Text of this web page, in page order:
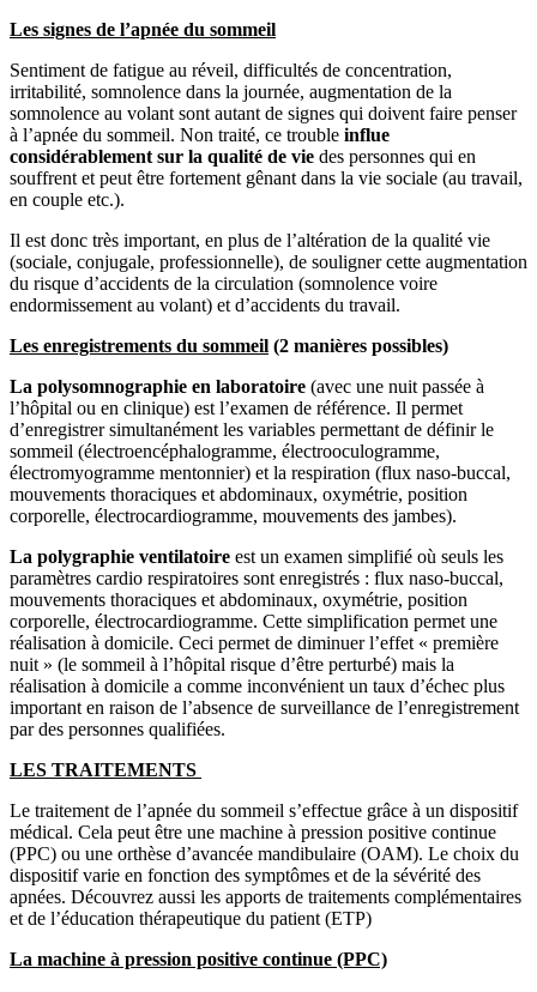
Les signes de l’apnée du sommeil
Sentiment de fatigue au réveil, difficultés de concentration,
irritabilité, somnolence dans la journée, augmentation de la
somnolence au volant sont autant de signes qui doivent faire penser
à l’apnée du sommeil. Non traité, ce trouble influe
considérablement sur la qualité de vie des personnes qui en
souffrent et peut être fortement gênant dans la vie sociale (au travail,
en couple etc.).
Il est donc très important, en plus de l’altération de la qualité vie
(sociale, conjugale, professionnelle), de souligner cette augmentation
du risque d’accidents de la circulation (somnolence voire
endormissement au volant) et d’accidents du travail.
Les enregistrements du sommeil (2 manières possibles)
La polysomnographie en laboratoire (avec une nuit passée à
l’hôpital ou en clinique) est l’examen de référence. Il permet
d’enregistrer simultanément les variables permettant de définir le
sommeil (électroencéphalogramme, électrooculogramme,
électromyogramme mentonnier) et la respiration (flux naso-buccal,
mouvements thoraciques et abdominaux, oxymétrie, position
corporelle, électrocardiogramme, mouvements des jambes).
La polygraphie ventilatoire est un examen simplifié où seuls les
paramètres cardio respiratoires sont enregistrés : flux naso-buccal,
mouvements thoraciques et abdominaux, oxymétrie, position
corporelle, électrocardiogramme. Cette simplification permet une
réalisation à domicile. Ceci permet de diminuer l’effet « première
nuit » (le sommeil à l’hôpital risque d’être perturbé) mais la
réalisation à domicile a comme inconvénient un taux d’échec plus
important en raison de l’absence de surveillance de l’enregistrement
par des personnes qualifiées.
LES TRAITEMENTS
Le traitement de l’apnée du sommeil s’effectue grâce à un dispositif
médical. Cela peut être une machine à pression positive continue
(PPC) ou une orthèse d’avancée mandibulaire (OAM). Le choix du
dispositif varie en fonction des symptômes et de la sévérité des
apnées. Découvrez aussi les apports de traitements complémentaires
et de l’éducation thérapeutique du patient (ETP)
La machine à pression positive continue (PPC)